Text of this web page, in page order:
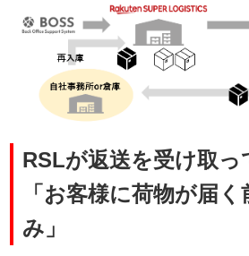
RSLが返送を受け取
「お客様に荷物が届
み」